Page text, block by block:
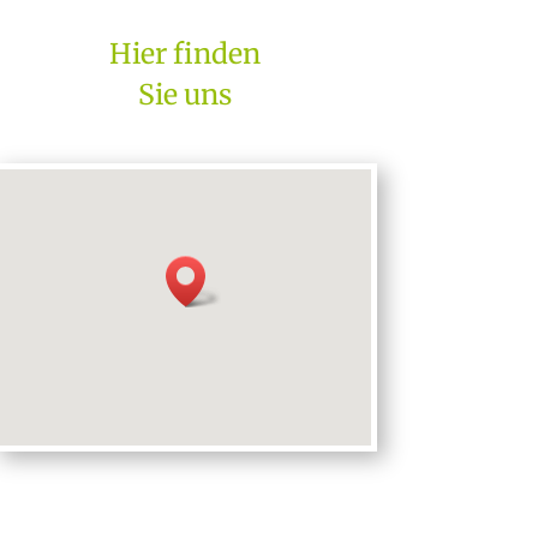
Hier finden
Sie uns